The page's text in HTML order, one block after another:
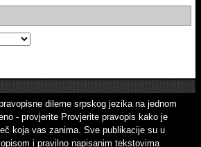
dileme srpskog jezika na jednom
- provjerite Provjerite pravopis kako je
koja vas zanima. Sve publikacije su u
i pravilno napisanim tekstovima